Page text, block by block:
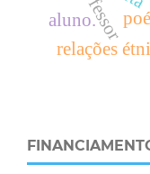
relações
aluno.